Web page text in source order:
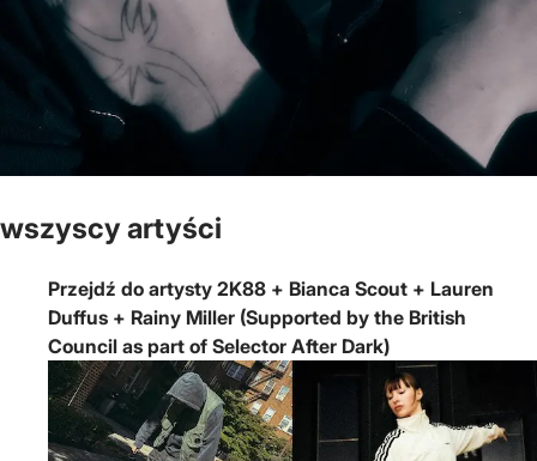
wszyscy artyści
Przejdź do artysty 2K88 + Bianca Scout + Lauren
Duffus + Rainy Miller (Supported by the British
Council as part of Selector After Dark)